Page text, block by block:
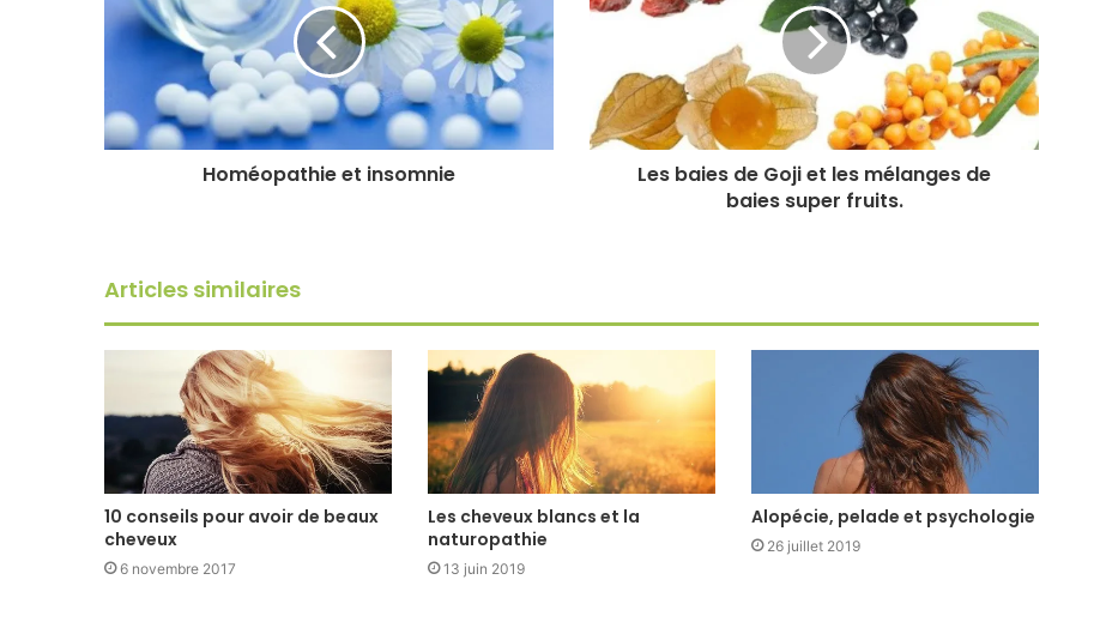
Homéopathie et insomnie
Les baies de Goji et les mélanges de
baies super fruits.
Articles similaires
10 conseils pour avoir de beaux
cheveux
6 novembre 2017
Les cheveux blancs et la
naturopathie
13 juin 2019
Alopécie, pelade et psychologie
26 juillet 2019